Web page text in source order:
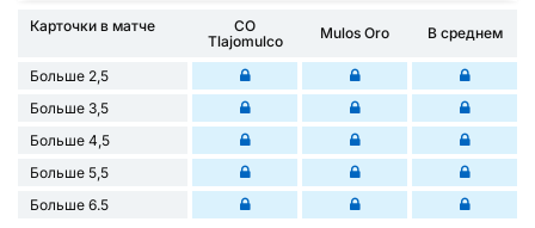
Карточки в матче
CO
Tlajomulco
Mulos Oro В среднем
Больше 2,5
Больше 3,5
Больше 4,5
Больше 5,5
Больше 6.5